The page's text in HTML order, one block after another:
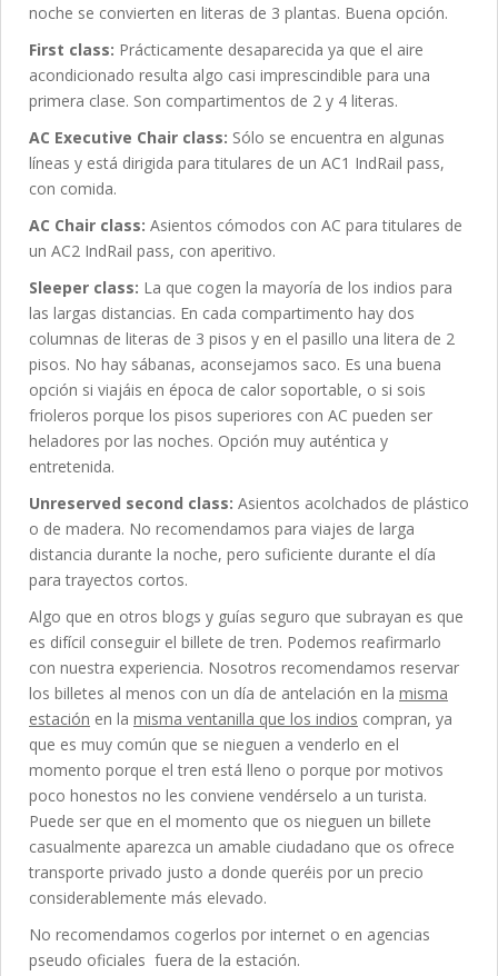
noche se convierten en literas de 3 plantas. Buena opción.
First class: Prácticamente desaparecida ya que el aire
acondicionado resulta algo casi imprescindible para una
primera clase. Son compartimentos de 2 y 4 literas.
AC Executive Chair class: Sólo se encuentra en algunas
líneas y está dirigida para titulares de un AC1 IndRail pass,
con comida.
AC Chair class: Asientos cómodos con AC para titulares de
un AC2 IndRail pass, con aperitivo.
Sleeper class: La que cogen la mayoría de los indios para
las largas distancias. En cada compartimento hay dos
columnas de literas de 3 pisos y en el pasillo una litera de 2
pisos. No hay sábanas, aconsejamos saco. Es una buena
opción si viajáis en época de calor soportable, o si sois
frioleros porque los pisos superiores con AC pueden ser
heladores por las noches. Opción muy auténtica y
entretenida.
Unreserved second class: Asientos acolchados de plástico
o de madera. No recomendamos para viajes de larga
distancia durante la noche, pero suficiente durante el día
para trayectos cortos.
Algo que en otros blogs y guías seguro que subrayan es que
es difícil conseguir el billete de tren. Podemos reafirmarlo
con nuestra experiencia. Nosotros recomendamos reservar
los billetes al menos con un día de antelación en la misma
estación en la misma ventanilla que los indios compran, ya
que es muy común que se nieguen a venderlo en el
momento porque el tren está lleno o porque por motivos
poco honestos no les conviene vendérselo a un turista.
Puede ser que en el momento que os nieguen un billete
casualmente aparezca un amable ciudadano que os ofrece
transporte privado justo a donde queréis por un precio
considerablemente más elevado.
No recomendamos cogerlos por internet o en agencias
pseudo oficiales fuera de la estación.